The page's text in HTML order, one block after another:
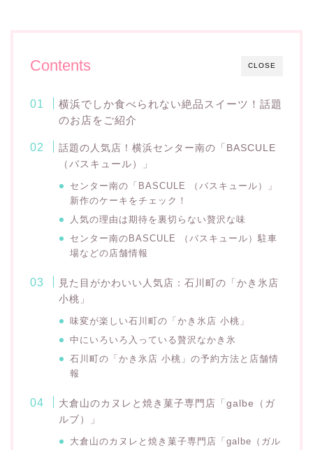
CLOSE
Contents
横浜でしか食べられない絶品スイーツ！話題
のお店をご紹介
話題の人気店！横浜センター南の「BASCULE
（バスキュール）」
センター南の「BASCULE （バスキュール）」
新作のケーキをチェック！
人気の理由は期待を裏切らない贅沢な味
センター南のBASCULE （バスキュール）駐車
場などの店舗情報
見た目がかわいい人気店：石川町の「かき氷店
小桃」
味変が楽しい石川町の「かき氷店 小桃」
中にいろいろ入っている贅沢なかき氷
石川町の「かき氷店 小桃」の予約方法と店舗情
報
大倉山のカヌレと焼き菓子専門店「galbe（ガ
ルブ）」
大倉山のカヌレと焼き菓子専門店「galbe（ガル